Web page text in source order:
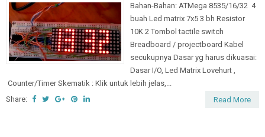
Bahan-Bahan: ATMega 8535/16/32 4
buah Led matrix 7x5 3 bh Resistor
10K 2 Tombol tactile switch
Breadboard / projectboard Kabel
secukupnya Dasar yg harus dikuasai:
Dasar I/O, Led Matrix Lovehurt ,
Counter/Timer Skematik : Klik untuk lebih jelas,...
Share:
Read More